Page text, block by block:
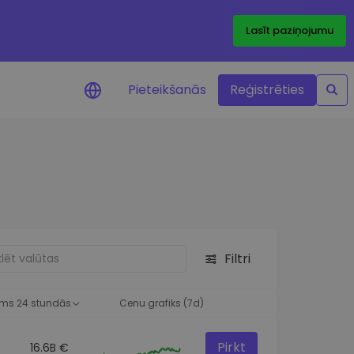
Lasīt paziņojumu
Pieteikšanās Reģistrēties
Filtri
24 stundās Cenu grafiks (7d)
16.6B € Pirkt